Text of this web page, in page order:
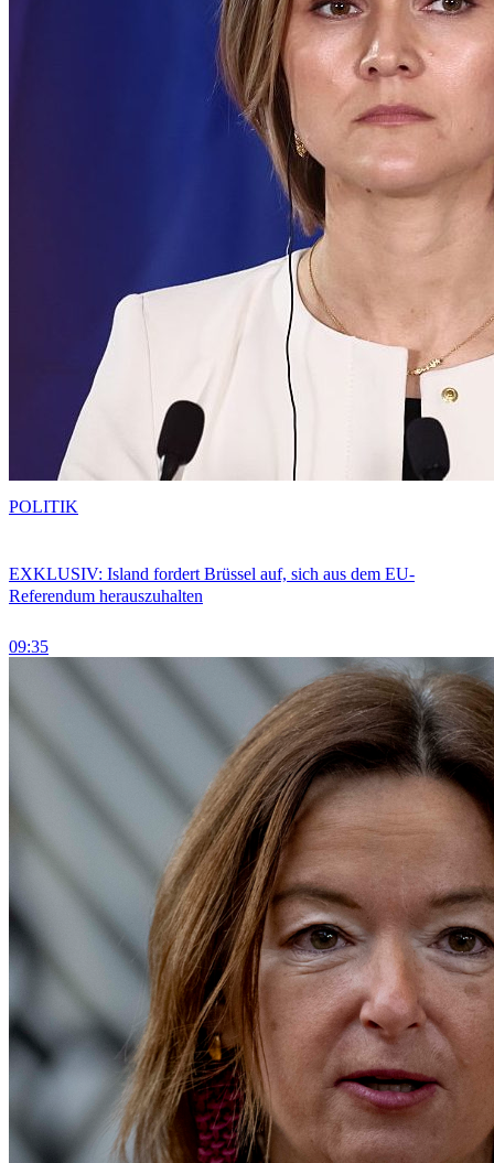
EXKLUSIV: Island fordert Brüssel auf, sich aus dem EU-
Referendum herauszuhalten
09:35
POLITIK